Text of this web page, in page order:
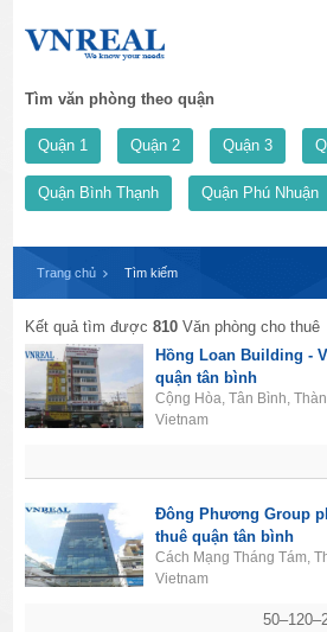
Tìm văn phòng theo quận
Quận 1 Quận 2 Quận 3
Quận Bình Thạnh Quận Phú Nhuận
Trang chủ Tìm kiếm
Kết quả tìm được810 Văn phòng cho thuê
Hồng Loan Building -
quận tân bình
Cộng Hòa, Tân Bình,
Vietnam
Đông Phương Group
thuê quận tân bình
Cách Mạng Tháng Tám,
Vietnam